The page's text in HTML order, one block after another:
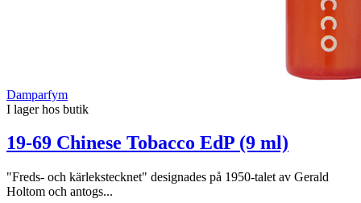
Damparfym
I lager hos butik
19-69 Chinese Tobacco EdP (9 ml)
"Freds- och kärlekstecknet" designades på 1950-talet av Gerald
Holtom och antogs...